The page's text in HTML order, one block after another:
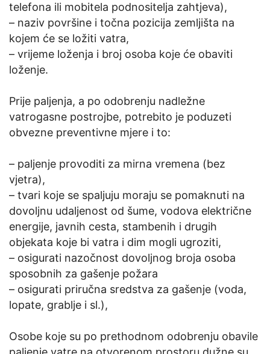
telefona ili mobitela podnositelja zahtjeva),
– naziv površine i točna pozicija zemljišta na
kojem će se ložiti vatra,
– vrijeme loženja i broj osoba koje će obaviti
loženje.
Prije paljenja, a po odobrenju nadležne
vatrogasne postrojbe, potrebito je poduzeti
obvezne preventivne mjere i to:
– paljenje provoditi za mirna vremena (bez
vjetra),
– tvari koje se spaljuju moraju se pomaknuti na
dovoljnu udaljenost od šume, vodova električne
energije, javnih cesta, stambenih i drugih
objekata koje bi vatra i dim mogli ugroziti,
– osigurati nazočnost dovoljnog broja osoba
sposobnih za gašenje požara
– osigurati priručna sredstva za gašenje (voda,
lopate, grablje i sl.),
Osobe koje su po prethodnom odobrenju obavile